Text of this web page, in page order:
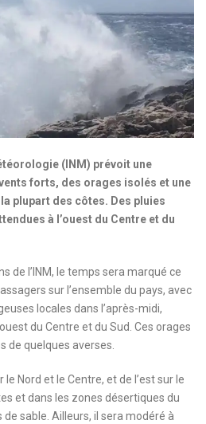
(INM) prévoit une
forts, des orages isolés et une
plupart des côtes. Des pluies
à l’ouest du Centre et du
de l’INM, le temps sera marqué ce
sur l’ensemble du pays, avec
locales dans l’après-midi,
du Centre et du Sud. Ces orages
de quelques averses.
Nord et le Centre, et de l’est sur le
et dans les zones désertiques du
sable. Ailleurs, il sera modéré à